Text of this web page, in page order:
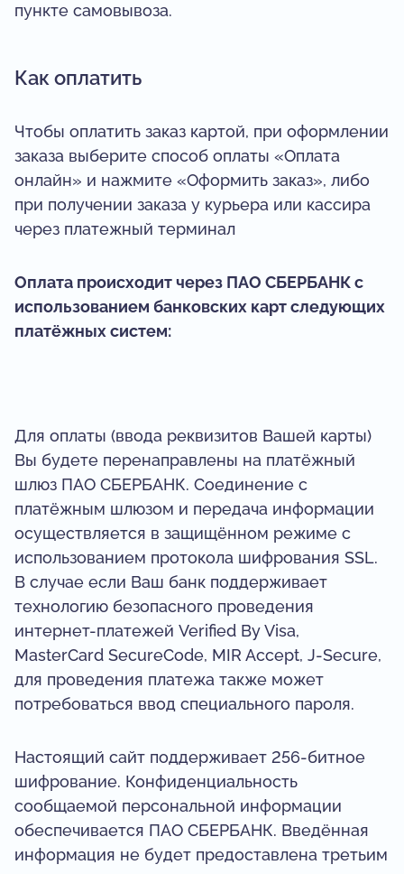
пункте самовывоза.
Как оплатить
Чтобы оплатить заказ картой, при оформлении
заказа выберите способ оплаты «Оплата
онлайн» и нажмите «Оформить заказ», либо
при получении заказа у курьера или кассира
через платежный терминал
Оплата происходит через ПАО СБЕРБАНК с
использованием банковских карт следующих
платёжных систем:
Для оплаты (ввода реквизитов Вашей карты)
Вы будете перенаправлены на платёжный
шлюз ПАО СБЕРБАНК. Соединение с
платёжным шлюзом и передача информации
осуществляется в защищённом режиме с
использованием протокола шифрования SSL.
В случае если Ваш банк поддерживает
технологию безопасного проведения
интернет-платежей Verified By Visa,
MasterCard SecureCode, MIR Accept, J-Secure,
для проведения платежа также может
потребоваться ввод специального пароля.
Настоящий сайт поддерживает 256-битное
шифрование. Конфиденциальность
сообщаемой персональной информации
обеспечивается ПАО СБЕРБАНК. Введённая
информация не будет предоставлена третьим